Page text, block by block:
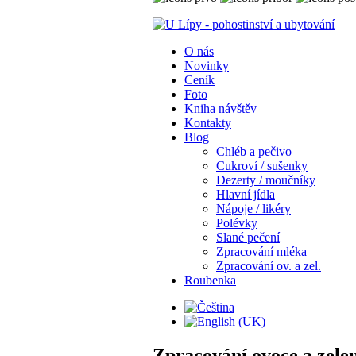
O nás
Novinky
Ceník
Foto
Kniha návštěv
Kontakty
Blog
Chléb a pečivo
Cukroví / sušenky
Dezerty / moučníky
Hlavní jídla
Nápoje / likéry
Polévky
Slané pečení
Zpracování mléka
Zpracování ov. a zel.
Roubenka